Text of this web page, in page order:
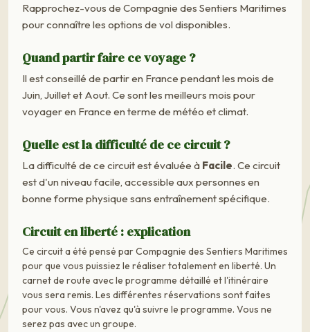
Rapprochez-vous de Compagnie des Sentiers Maritimes
pour connaître les options de vol disponibles.
Quand partir faire ce voyage ?
Il est conseillé de partir en France pendant les mois de
Juin, Juillet et Aout. Ce sont les meilleurs mois pour
voyager en France en terme de météo et climat.
Quelle est la difficulté de ce circuit ?
La difficulté de ce circuit est évaluée à Facile. Ce circuit
est d'un niveau facile, accessible aux personnes en
bonne forme physique sans entraînement spécifique.
Circuit en liberté : explication
Ce circuit a été pensé par Compagnie des Sentiers Maritimes
pour que vous puissiez le réaliser totalement en liberté. Un
carnet de route avec le programme détaillé et l'itinéraire
vous sera remis. Les différentes réservations sont faites
pour vous. Vous n'avez qu'à suivre le programme. Vous ne
serez pas avec un groupe.